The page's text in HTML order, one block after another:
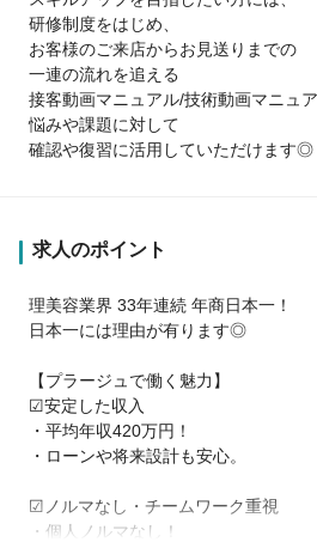
研修制度をはじめ、
お客様のご来店からお見送りまでの
一連の流れを追える
接客動画マニュアル/技術動画マニュア
悩みや課題に対して
確認や復習に活用していただけます◎
求人のポイント
理美容業界 33年連続 年商日本一！
日本一には理由が有ります◎
【プラージュで働く魅力】
☑︎安定した収入
・平均年収420万円！
・ローンや将来設計も安心。
☑︎ノルマなし・チームワーク重視
・個人ノルマなし！